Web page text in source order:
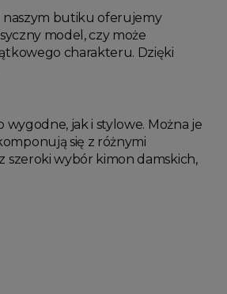
naszym butiku oferujemy
model, czy może
charakteru. Dzięki
jak i stylowe. Można je
się z różnymi
szeroki wybór kimon damskich,